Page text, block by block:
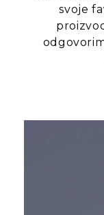
svoje